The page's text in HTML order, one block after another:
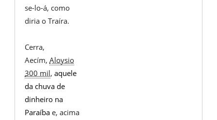
se-lo-á, como
diria o Traíra.
Cerra,
Aecím, Aloysio
300 mil, aquele
da chuva de
dinheiro na
Paraíba e, acima